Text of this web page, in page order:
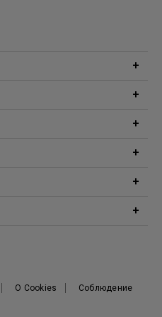
О Cookies
Соблюдение